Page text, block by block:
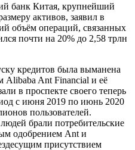
банк Китая, крупнейший
активов, заявил в
объём операций, связанных
почти на 20% до 2,58 трлн
кредитов была выманена
Ant Financial и её
в проспекте своего теперь
с июня 2019 по июнь 2020
пользователей.
брали потребительские
одобрением Ant и
присутствием